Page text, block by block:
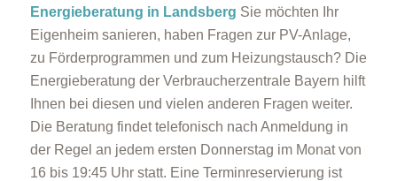
Energieberatung in Landsberg Sie möchten Ihr
Eigenheim sanieren, haben Fragen zur PV-Anlage,
zu Förderprogrammen und zum Heizungstausch? Die
Energieberatung der Verbraucherzentrale Bayern hilft
Ihnen bei diesen und vielen anderen Fragen weiter.
Die Beratung findet telefonisch nach Anmeldung in
der Regel an jedem ersten Donnerstag im Monat von
16 bis 19:45 Uhr statt. Eine Terminreservierung ist